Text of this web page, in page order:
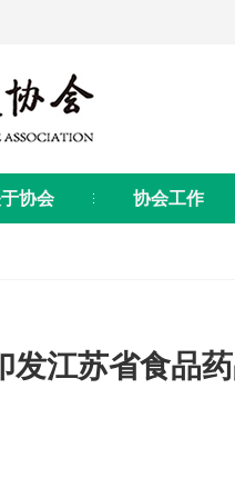
协会 协会工作
发江苏省食品